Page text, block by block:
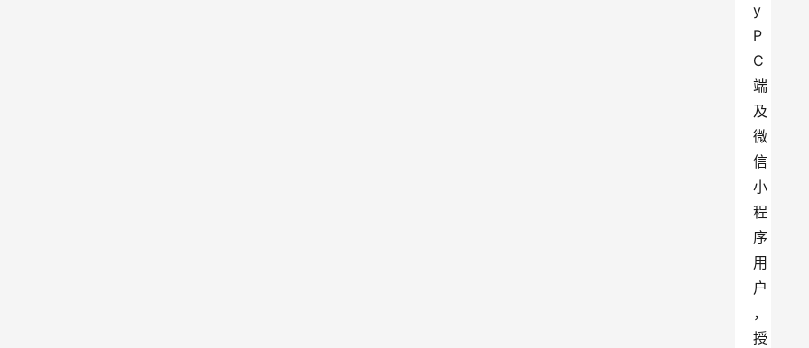
y
P
C
端
及
微
信
小
程
序
用
户
，
授